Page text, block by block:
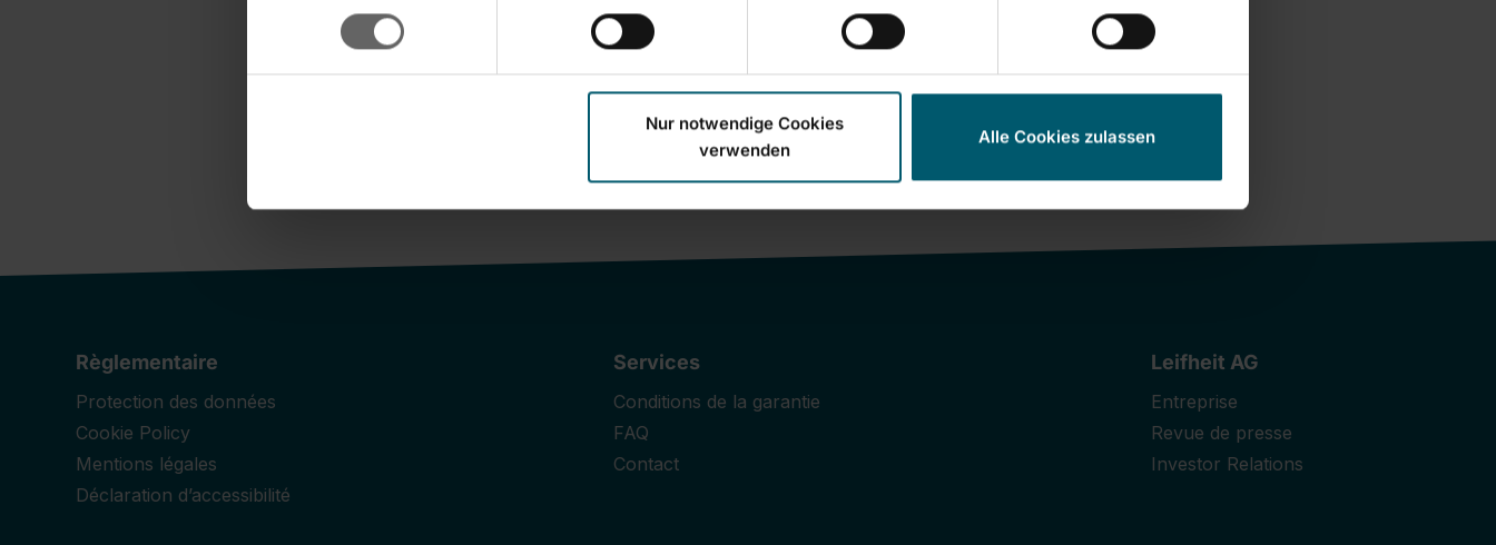
Nur notwendige Cookies
verwenden
Alle Cookies zulassen
Règlementaire
Protection des données
Cookie Policy
Mentions légales
Déclaration d’accessibilité
Services
Conditions de la garantie
FAQ
Contact
Leifheit AG
Entreprise
Revue de presse
Investor Relations